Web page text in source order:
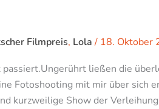
Filmpreis, Lola / 18. Oktober
ließen die
Fotoshooting mit mir über sich
kurzweilige Show der